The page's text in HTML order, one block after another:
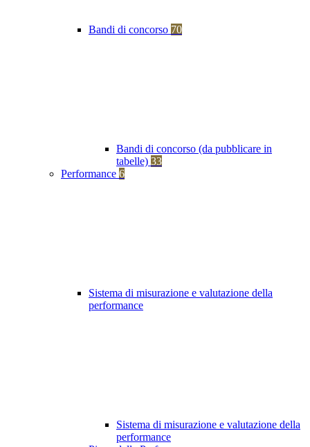
Bandi di concorso 70
Bandi di concorso (da pubblicare in
tabelle) 33
Performance 6
Sistema di misurazione e valutazione della
performance
Sistema di misurazione e valutazione della
performance